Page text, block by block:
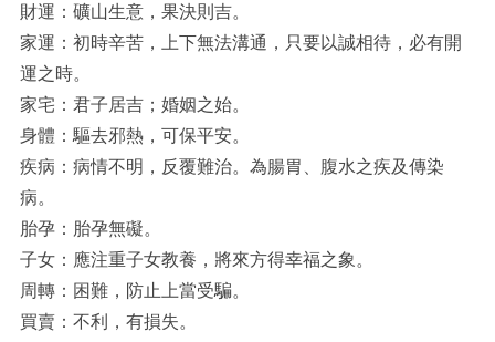
財運：礦山生意，果決則吉。
家運：初時辛苦，上下無法溝通，只要以誠相待，必有開
運之時。
家宅：君子居吉；婚姻之始。
身體：驅去邪熱，可保平安。
疾病：病情不明，反覆難治。為腸胃、腹水之疾及傳染
病。
胎孕：胎孕無礙。
子女：應注重子女教養，將來方得幸福之象。
周轉：困難，防止上當受騙。
買賣：不利，有損失。